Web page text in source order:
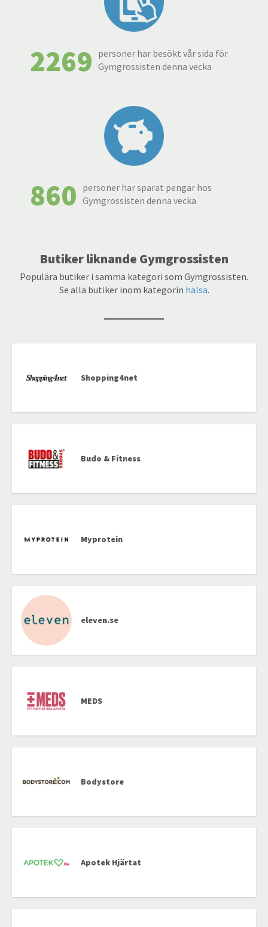
2269 personer har besökt vår sida för
Gymgrossisten denna vecka
860 personer har sparat pengar hos
Gymgrossisten denna vecka
Butiker liknande Gymgrossisten
Populära butiker i samma kategori som Gymgrossisten.
Se alla butiker inom kategorin hälsa.
Shopping4net
Budo & Fitness
Myprotein
eleven.se
MEDS
Bodystore
Apotek Hjärtat